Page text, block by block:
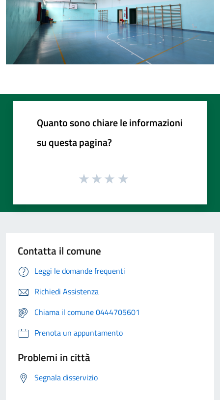
Quanto sono chiare le informazioni
su questa pagina?
Contatta il comune
Leggi le domande frequenti
Richiedi Assistenza
Chiama il comune 0444705601
Prenota un appuntamento
Problemi in città
Segnala disservizio